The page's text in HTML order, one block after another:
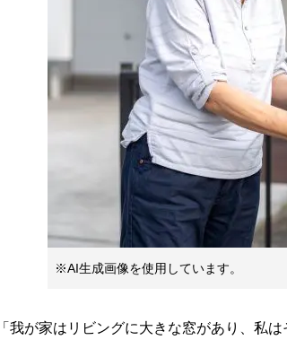
※AI生成画像を使用しています。
「我が家はリビングに大きな窓があり、私